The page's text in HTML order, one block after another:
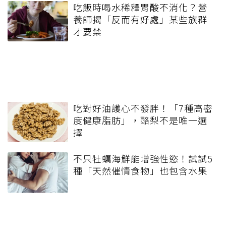
吃飯時喝水稀釋胃酸不消化？營
養師揭「反而有好處」某些族群
才要禁
吃對好油護心不發胖！「7種高密
度健康脂肪」，酪梨不是唯一選
擇
不只牡蠣海鮮能增強性慾！試試5
種「天然催情食物」也包含水果